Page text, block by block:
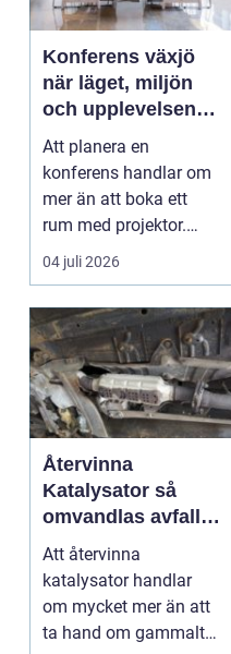
Konferens växjö
när läget, miljön
och upplevelsen
gör skillnad
Att planera en
konferens handlar om
mer än att boka ett
rum med projektor.
Företag letar efter
04 juli 2026
Återvinna
Katalysator så
omvandlas avfall
till värdefulla
resurser
Att återvinna
katalysator handlar
om mycket mer än att
ta hand om gammalt